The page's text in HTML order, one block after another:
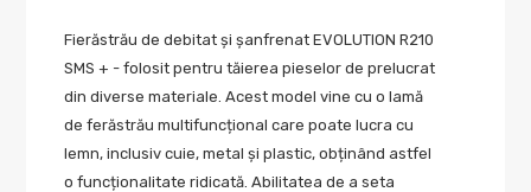
Fierăstrău de debitat și șanfrenat EVOLUTION R210
SMS + - folosit pentru tăierea pieselor de prelucrat
din diverse materiale. Acest model vine cu o lamă
de ferăstrău multifuncțional care poate lucra cu
lemn, inclusiv cuie, metal și plastic, obținând astfel
o funcționalitate ridicată. Abilitatea de a seta